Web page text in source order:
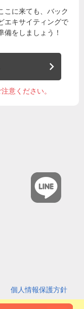
こに来ても、バック
エキサイティングで
をしましょう！
意ください。
個人情報保護方針
利用規約